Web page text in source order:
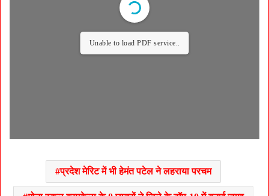
Unable to load PDF service..
प्रदेश मेरिट में भी हेमंत पटेल ने लहराया परचम